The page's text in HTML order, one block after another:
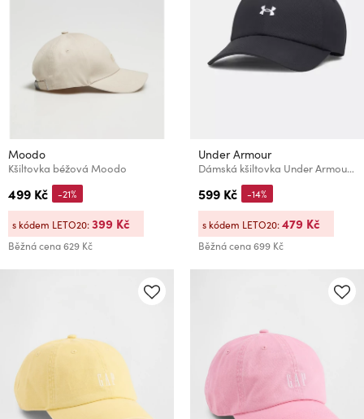
Moodo
Kšiltovka béžová Moodo
499 Kč
Běžná cena629 Kč
-21%
s kódem LETO20:399 Kč
Under Armour
Dámská kšiltovka Under Armour W Blitzing Low ADJ
599 Kč
Běžná cena699 Kč
-14%
s kódem LETO20:479 Kč